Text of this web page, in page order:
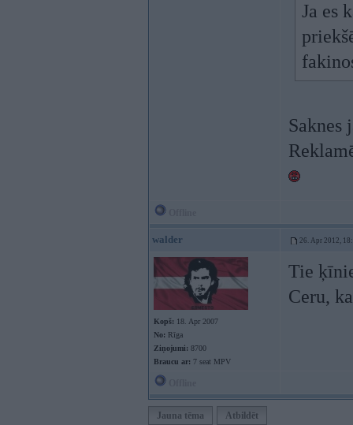
Ja es
Saknes
walder 26. Apr 2012,
Kopš: 18. Apr 2007
No: Rīga
Ziņojumi: 8700
Braucu ar: 7 seat MPV
Tie
Ceru,
Jauna tēma Atbildēt